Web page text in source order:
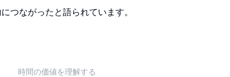
つながったと語られています。
時間の価値を理解する